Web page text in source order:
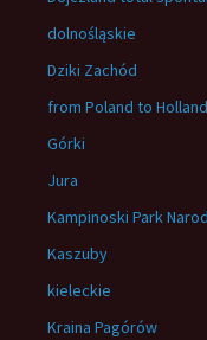
dolnośląskie
Dziki Zachód
from Poland to
Górki
Jura
Kampinoski Park
Kaszuby
kieleckie
Kraina Pagórów